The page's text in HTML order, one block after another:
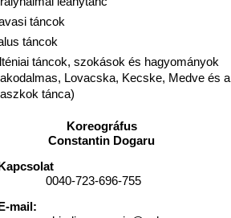
táncok
táncok
táncok, szokások és hagyományok
Lovacska, Kecske, Medve és a
tánca)
Koreográfus
Constantin Dogaru
0040-723-696-755
mail: